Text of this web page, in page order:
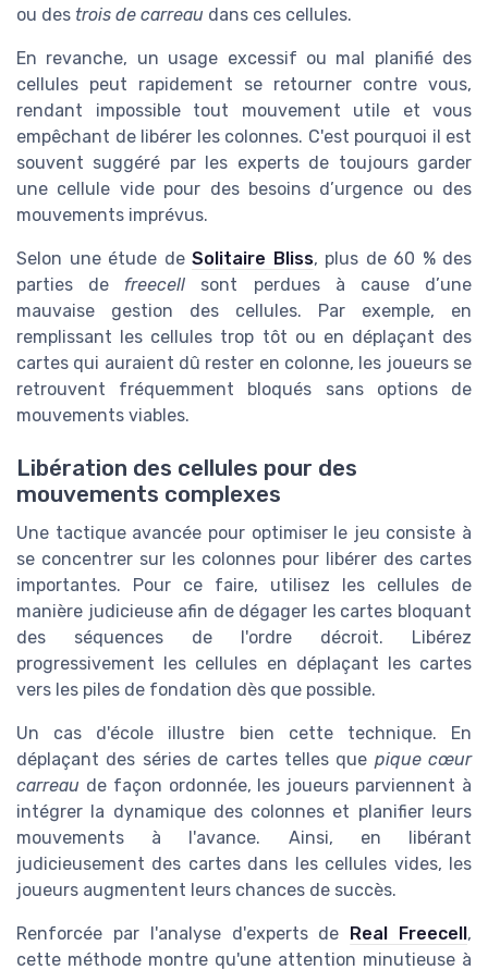
ou des trois de carreau dans ces cellules.
En revanche, un usage excessif ou mal planifié des
cellules peut rapidement se retourner contre vous,
rendant impossible tout mouvement utile et vous
empêchant de libérer les colonnes. C'est pourquoi il est
souvent suggéré par les experts de toujours garder
une cellule vide pour des besoins d’urgence ou des
mouvements imprévus.
Selon une étude de Solitaire Bliss, plus de 60 % des
parties de freecell sont perdues à cause d’une
mauvaise gestion des cellules. Par exemple, en
remplissant les cellules trop tôt ou en déplaçant des
cartes qui auraient dû rester en colonne, les joueurs se
retrouvent fréquemment bloqués sans options de
mouvements viables.
Libération des cellules pour des
mouvements complexes
Une tactique avancée pour optimiser le jeu consiste à
se concentrer sur les colonnes pour libérer des cartes
importantes. Pour ce faire, utilisez les cellules de
manière judicieuse afin de dégager les cartes bloquant
des séquences de l'ordre décroit. Libérez
progressivement les cellules en déplaçant les cartes
vers les piles de fondation dès que possible.
Un cas d'école illustre bien cette technique. En
déplaçant des séries de cartes telles que pique cœur
carreau de façon ordonnée, les joueurs parviennent à
intégrer la dynamique des colonnes et planifier leurs
mouvements à l'avance. Ainsi, en libérant
judicieusement des cartes dans les cellules vides, les
joueurs augmentent leurs chances de succès.
Renforcée par l'analyse d'experts de Real Freecell ,
cette méthode montre qu'une attention minutieuse à